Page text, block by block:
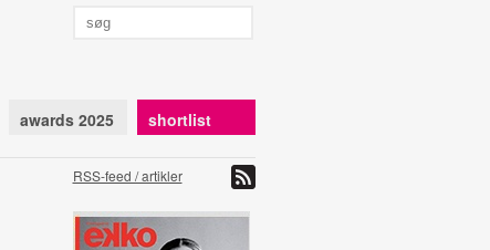
awards 2025 shortlist
RSS-feed / artikler